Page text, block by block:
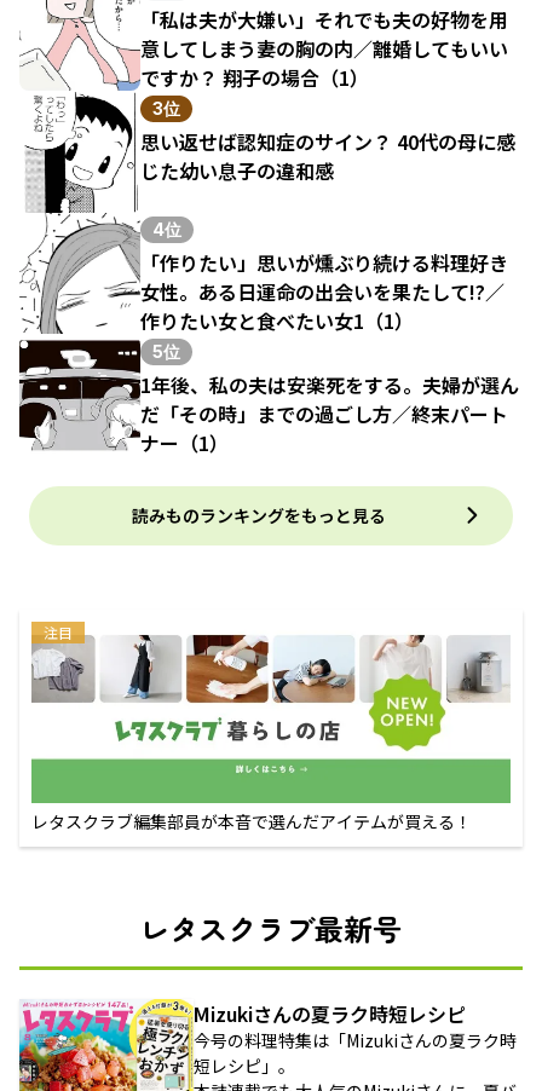
「私は夫が大嫌い」それでも夫の好物を用
意してしまう妻の胸の内／離婚してもいい
ですか？ 翔子の場合（1）
3位
思い返せば認知症のサイン？ 40代の母に感
じた幼い息子の違和感
4位
「作りたい」思いが燻ぶり続ける料理好き
女性。ある日運命の出会いを果たして!?／
作りたい女と食べたい女1（1）
5位
1年後、私の夫は安楽死をする。夫婦が選ん
だ「その時」までの過ごし方／終末パート
ナー（1）
読みものランキングをもっと見る
注目
レタスクラブ編集部員が本音で選んだアイテムが買える！
レタスクラブ最新号
Mizukiさんの夏ラク時短レシピ
今号の料理特集は「Mizukiさんの夏ラク時
短レシピ」。